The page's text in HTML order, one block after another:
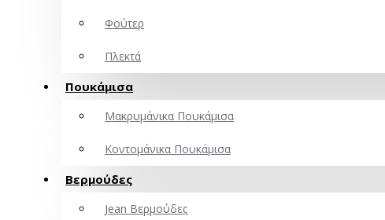
Φούτερ
Πλεκτά
Πουκάμισα
Μακρυμάνικα Πουκάμισα
Κοντομάνικα Πουκάμισα
Βερμούδες
Jean Βερμούδες